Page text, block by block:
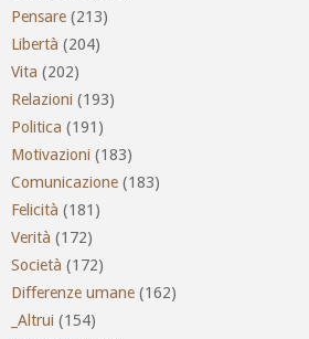
Pensare (213)
Libertà (204)
Vita (202)
Relazioni (193)
Politica (191)
Motivazioni (183)
Comunicazione (183)
Felicità (181)
Verità (172)
Società (172)
Differenze umane (162)
_Altrui (154)